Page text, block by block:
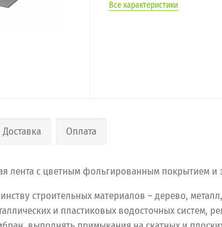
Все характеристики
Доставка Оплата
лента с цветным фольгированным покрытием
строительных материалов – дерево,
и пластиковых водосточных систем,